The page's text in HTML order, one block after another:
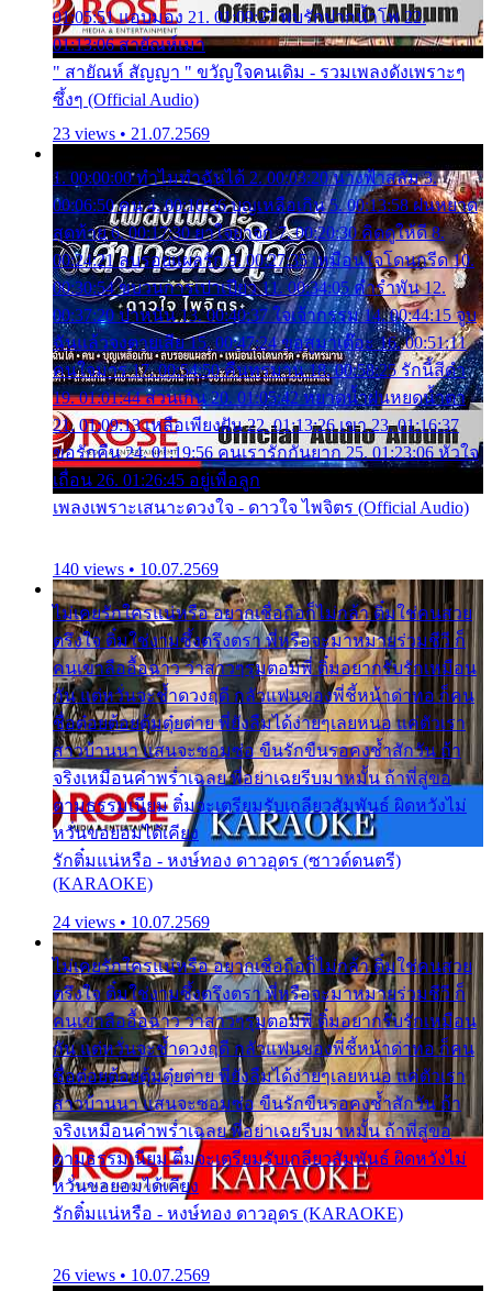
01:05:51 แอบมอง 21. 01:09:27 พบรักปากน้ำโพ 22.
01:13:06 สายัณห์เมา
" สายัณห์ สัญญา " ขวัญใจคนเดิม - รวมเพลงดังเพราะๆ
ซึ้งๆ (Official Audio)
23 views • 21.07.2569
1. 00:00:00 ทำไมทำฉันได้ 2. 00:03:20 นางฟ้าสลัม 3.
00:06:50 คน 4. 00:10:36 บุญเหลือเกิน 5. 00:13:58 ฝนหยาด
สุดท้าย 6. 00:17:30 ยาใจยาจก 7. 00:20:30 คิดดูให้ดี 8.
00:24:21 ลบรอยแผลรัก 9. 00:27:35 เหมือนใจโดนกรีด 10.
00:30:54 ขบวนการเปาเปียว 11. 00:34:05 คำรำพัน 12.
00:37:20 ปาหนัน 13. 00:40:37 ใจเจ้ากรรม 14. 00:44:15 จูบ
ฉันแล้วจงตายเสีย 15. 00:47:24 ขอสูมาเต๊อะ 16. 00:51:11
คนใจมาร 17. 00:54:50 คืนทรมาน 18. 00:58:25 รักนี้สีดำ
19. 01:01:44 ส่วนเกิน 20. 01:05:42 หยาดน้ำฝนหยดน้ำตา
21. 01:09:13 เหลือเพียงฝัน 22. 01:13:26 เขา 23. 01:16:37
ขอรักคืน 24. 01:19:56 คนเรารักกันยาก 25. 01:23:06 หัวใจ
เถื่อน 26. 01:26:45 อยู่เพื่อลูก
เพลงเพราะเสนาะดวงใจ - ดาวใจ ไพจิตร (Official Audio)
140 views • 10.07.2569
ไม่เคยรักใครแน่หรือ อยากเชื่อถือก็ไม่กล้า ติ๋มใช่คนสวย
ตรึงใจ ติ๋มใช่งามซึ้งตรึงตรา พี่หรือจะมาหมายร่วมชีวี ก็
คนเขาลืออื้อฉาว ว่าสาวๆรุมตอมพี่ ติ๋มอยากรับรักเหมือน
กัน แต่หวั่นจะช้ำดวงฤดี กลัวแฟนของพี่ชี้หน้าด่าทอ ก็คน
ชื่อต๋อยต้อยตุ้มตุ๋ยต่าย พี่ยังลืมได้ง่ายๆเลยหนอ แค่ตัวเรา
สาวบ้านนา แสนจะซอมซ่อ ขืนรักขืนรอคงช้ำสักวัน ถ้า
จริงเหมือนคำพร่ำเฉลย พี่อย่าเฉยรีบมาหมั้น ถ้าพี่สู่ขอ
ตามธรรมเนียม ติ๋มจะเตรียมรับเกลียวสัมพันธ์ ผิดหวังไม่
หวั่นขอยอมได้เคียง
รักติ๋มแน่หรือ - หงษ์ทอง ดาวอุดร (ซาวด์ดนตรี)
(KARAOKE)
24 views • 10.07.2569
ไม่เคยรักใครแน่หรือ อยากเชื่อถือก็ไม่กล้า ติ๋มใช่คนสวย
ตรึงใจ ติ๋มใช่งามซึ้งตรึงตรา พี่หรือจะมาหมายร่วมชีวี ก็
คนเขาลืออื้อฉาว ว่าสาวๆรุมตอมพี่ ติ๋มอยากรับรักเหมือน
กัน แต่หวั่นจะช้ำดวงฤดี กลัวแฟนของพี่ชี้หน้าด่าทอ ก็คน
ชื่อต๋อยต้อยตุ้มตุ๋ยต่าย พี่ยังลืมได้ง่ายๆเลยหนอ แค่ตัวเรา
สาวบ้านนา แสนจะซอมซ่อ ขืนรักขืนรอคงช้ำสักวัน ถ้า
จริงเหมือนคำพร่ำเฉลย พี่อย่าเฉยรีบมาหมั้น ถ้าพี่สู่ขอ
ตามธรรมเนียม ติ๋มจะเตรียมรับเกลียวสัมพันธ์ ผิดหวังไม่
หวั่นขอยอมได้เคียง
รักติ๋มแน่หรือ - หงษ์ทอง ดาวอุดร (KARAOKE)
26 views • 10.07.2569